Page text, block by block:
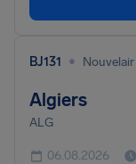
BJ131 • Nouvelair
Algiers
ALG
06.08.2026